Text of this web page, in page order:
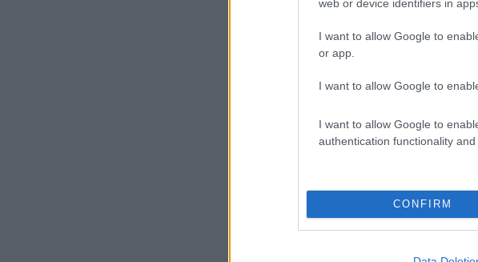
web or device identifiers in
I want to allow Google to
or app.
I want to allow Google to
I want to allow Google to
authentication functionality
CONFIRM